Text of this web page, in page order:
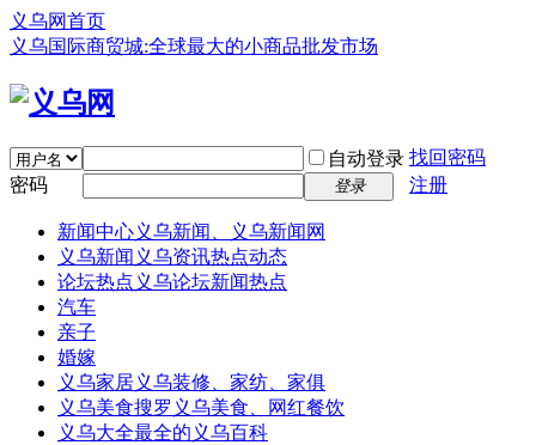
义乌网首页
义乌国际商贸城:全球最大的小商品批发市场
自动登录 找回密码
密码
登录 注册
新闻中心义乌新闻、义乌新闻网
义乌新闻 义乌资讯热点动态
论坛热点 义乌论坛新闻热点
汽车
亲子
婚嫁
义乌家居义乌装修、家纺、家俱
义乌美食搜罗义乌美食、网红餐饮
义乌大全最全的义乌百科